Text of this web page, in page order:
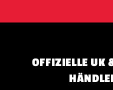
OFFIZIELLE UK